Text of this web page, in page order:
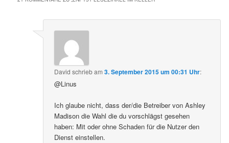
David schriebam3. September 2015 um 00:31 Uhr:
@Linus
Ich glaube nicht, dass der/die Betreiber von Ashley
Madison die Wahl die du vorschlägst gesehen
haben: Mit oder ohne Schaden für die Nutzer den
Dienst einstellen.